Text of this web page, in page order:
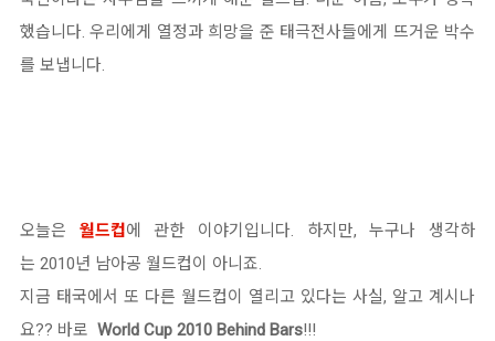
했습니다. 우리에게 열정과 희망을 준 태극전사들에게 뜨거운 박수
를 보냅니다.
오늘은 월드컵에 관한 이야기입니다. 하지만, 누구나 생각하
는 2010년 남아공 월드컵이 아니죠.
지금 태국에서 또 다른 월드컵이 열리고 있다는 사실, 알고 계시나
요?? 바로 World Cup 2010 Behind Bars!!!